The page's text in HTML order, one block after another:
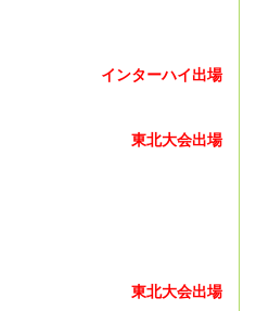
インターハイ出場
東北大会出場
東北大会出場